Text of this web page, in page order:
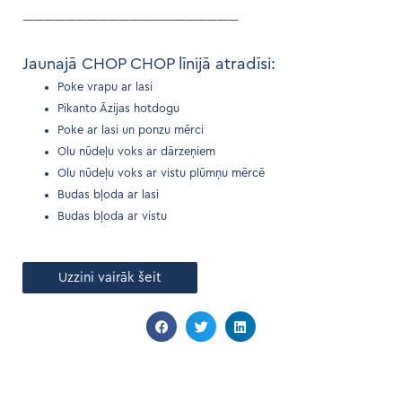
————————————————————
Jaunajā CHOP CHOP līnijā atradīsi:
Poke vrapu ar lasi
Pikanto Āzijas hotdogu
Poke ar lasi un ponzu mērci
Olu nūdeļu voks ar dārzeņiem
Olu nūdeļu voks ar vistu plūmņu mērcē
Budas bļoda ar lasi
Budas bļoda ar vistu
Uzzini vairāk šeit